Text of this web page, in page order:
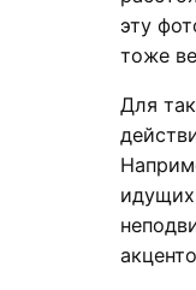
эту
тоже
Для